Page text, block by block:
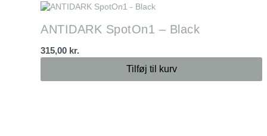
ANTIDARK SpotOn1 – Black
315,00 kr.
Tilføj til kurv